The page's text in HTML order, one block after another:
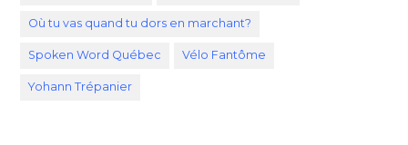
Où tu vas quand tu dors en marchant?
Spoken Word Québec Vélo Fantôme
Yohann Trépanier